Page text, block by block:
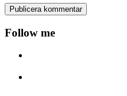
Follow me